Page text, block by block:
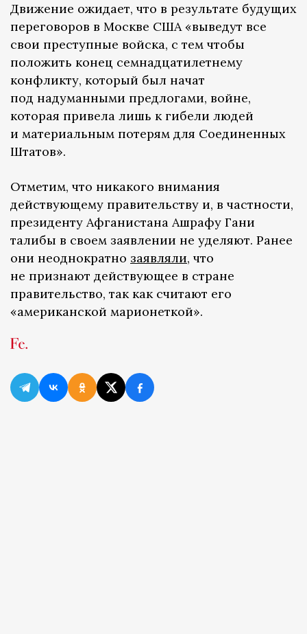
Движение ожидает, что в результате будущих
переговоров в Москве США «выведут все
свои преступные войска, с тем чтобы
положить конец семнадцатилетнему
конфликту, который был начат
под надуманными предлогами, войне,
которая привела лишь к гибели людей
и материальным потерям для Соединенных
Штатов».
Отметим, что никакого внимания
действующему правительству и, в частности,
президенту Афганистана Ашрафу Гани
талибы в своем заявлении не уделяют. Ранее
они неоднократно заявляли, что
не признают действующее в стране
правительство, так как считают его
«американской марионеткой».